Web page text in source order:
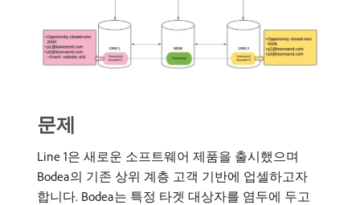
문제
Line 1은 새로운 소프트웨어 제품을 출시했으며
Bodea의 기존 상위 계층 고객 기반에 업셀하고자
합니다. Bodea는 특정 타겟 대상자를 염두에 두고